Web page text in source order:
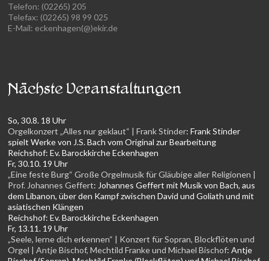
Telefon: (02265) 205
Telefax: (02265) 98 99 025
E-Mail: eckenhagen(@)ekir.de
Nächste Veranstaltungen
So, 30.8. 18 Uhr
Orgelkonzert „Alles nur geklaut“ | Frank Stinder:Frank Stinder
spielt Werke von J.S. Bach vom Original zur Bearbeitung
Reichshof:Ev. Barockkirche Eckenhagen
Fr, 30.10. 19 Uhr
„Eine feste Burg“ Große Orgelmusik für Gläubige aller Religionen |
Prof. Johannes Geffert: Johannes Geffert mit Musik von Bach, aus
dem Libanon, über den Kampf zwischen David und Goliath und mit
asiatischen Klängen
Reichshof:Ev. Barockkirche Eckenhagen
Fr, 13.11. 19 Uhr
„Seele, lerne dich erkennen“ | Konzert für Sopran, Blockflöten und
Orgel | Antje Bischof, Mechtild Franke und Michael Bischof:Antje